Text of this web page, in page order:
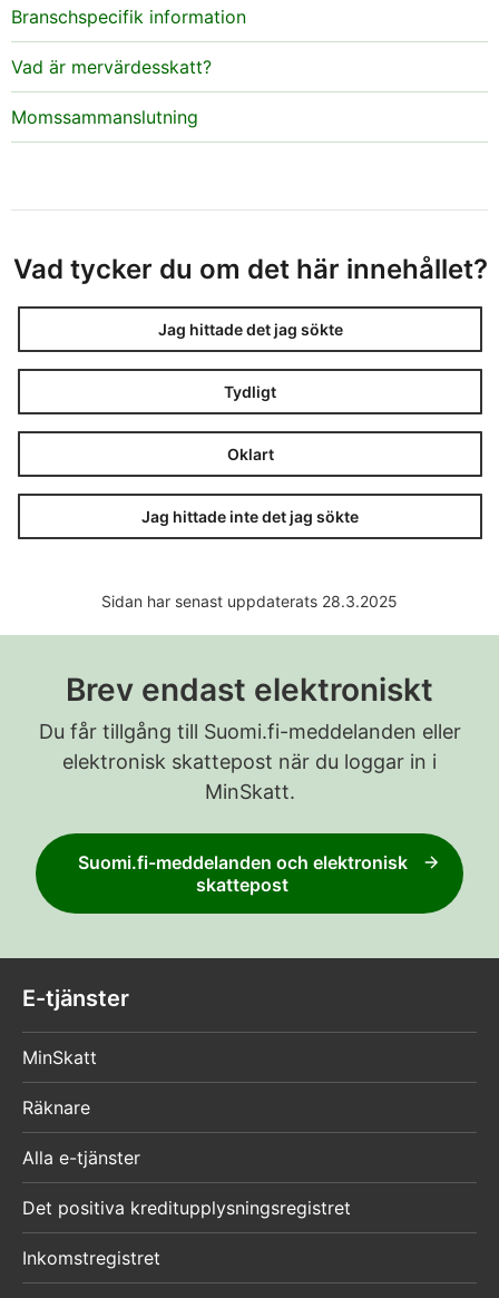
Branschspecifik information
Vad är mervärdesskatt?
Momssammanslutning
Vad tycker du om det här innehållet?
Jag hittade det jag sökte
Tydligt
Oklart
Jag hittade inte det jag sökte
Sidan har senast uppdaterats 28.3.2025
Brev endast elektroniskt
Du får tillgång till Suomi.fi-meddelanden eller
elektronisk skattepost när du loggar in i
MinSkatt.
Suomi.fi-meddelanden och elektronisk
skattepost
E-tjänster
MinSkatt
Räknare
Alla e-tjänster
Det positiva kreditupplysningsregistret
Inkomstregistret